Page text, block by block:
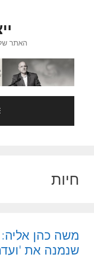
האתר
חיות
משה כהן אליה:
שנמנה את